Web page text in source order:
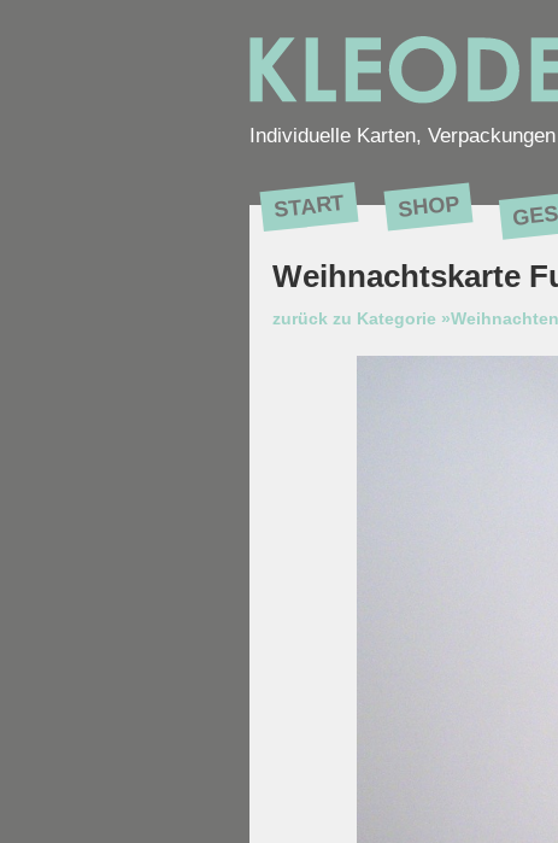
Individuelle Karten,
START SHOP
Weihnachtskarte
zurück zu Kategorie